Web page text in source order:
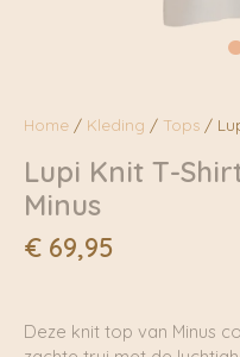
Home / Kleding / Tops /
Lupi Knit T-
Minus
€ 69,95
Deze knit top van Minus